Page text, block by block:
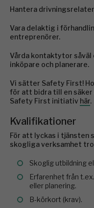
Hantera
Vara delaktig i
entreprenörer.
Vårda kontaktytor
inköpare och planerare.
Vi sätter Safety First!
för att bidra till en säker
Safety First initiativ här.
Kvalifikationer
För att lyckas i tjänsten
skogliga verksamhet
Skoglig utbildning
Erfarenhet från
eller planering.
B-körkort (krav).